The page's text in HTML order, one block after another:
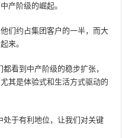
产阶级的崛起。
们约占集团客户的一半，而大
来。
看到中产阶级的稳步扩张，
其是体验式和生活方式驱动的
处于有利地位，让我们对关键